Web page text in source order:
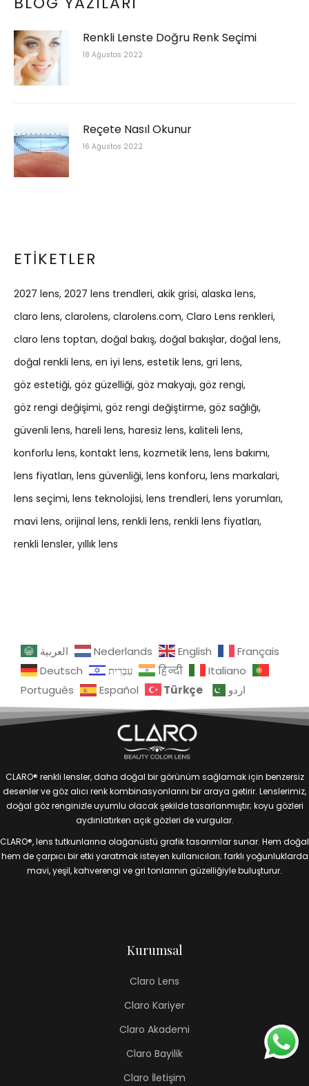
Renkli Lenste Doğru Renk Seçimi
18 Ağustos 2022
Reçete Nasıl Okunur
16 Ağustos 2022
ETIKETLER
2027 lens 2027 lens trendleri akik grisi alaska lens
claro lens clarolens clarolens.com Claro Lens renkleri
claro lens toptan doğal bakış doğal bakışlar doğal lens
doğal renkli lens en iyi lens estetik lens gri lens
göz estetiği göz güzelliği göz makyajı göz rengi
göz rengi değişimi göz rengi değiştirme göz sağlığı
güvenli lens hareli lens haresiz lens kaliteli lens
konforlu lens kontakt lens kozmetik lens lens bakımı
lens fiyatları lens güvenliği lens konforu lens markalari
lens seçimi lens teknolojisi lens trendleri lens yorumları
mavi lens orijinal lens renkli lens renkli lens fiyatları
renkli lensler yıllık lens
العربية Nederlands English
Français
Deutsch
עִבְרִית हिन्दी
Italiano
Português
Español Türkçe اردو
CLARO® renkli lensler, daha doğal bir görünüm sağlamak için benzersiz
desenler ve göz alıcı renk kombinasyonlarını bir araya getirir. Lenslerimiz,
doğal göz renginizle uyumlu olacak şekilde tasarlanmıştır; koyu gözleri
aydınlatırken açık gözleri de vurgular.
CLARO®, lens tutkunlarına olağanüstü grafik tasarımlar sunar. Hem doğal
hem de çarpıcı bir etki yaratmak isteyen kullanıcıları; farklı yoğunluklarda
mavi, yeşil, kahverengi ve gri tonlarının güzelliğiyle buluşturur.
Kurumsal
Claro Lens
Claro Kariyer
Claro Akademi
Claro Bayilik
Claro İletişim